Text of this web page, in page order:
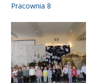
Pracownia 8